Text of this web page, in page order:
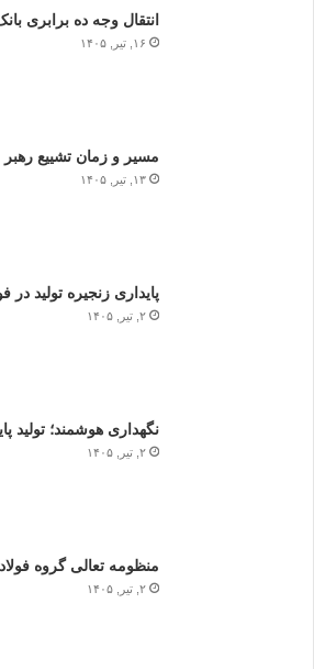
انتقال وجه ده برابری
۱۶, تیر, ۱۴۰۵
مسیر و زمان تشییع رهبر
۱۳, تیر, ۱۴۰۵
پایداری زنجیره تولید در
۲, تیر, ۱۴۰۵
نگهداری هوشمند؛ تولید
۲, تیر, ۱۴۰۵
منظومه تعالی گروه
۲, تیر, ۱۴۰۵